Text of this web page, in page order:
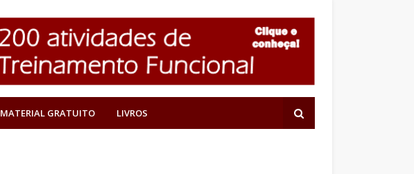
MATERIAL GRATUITO LIVROS